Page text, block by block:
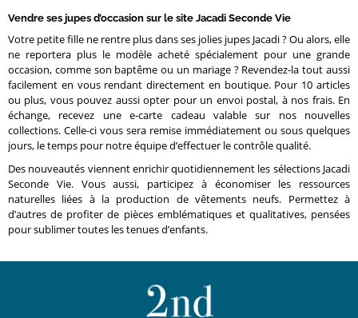
Vendre ses jupes d’occasion sur le site Jacadi Seconde Vie
Votre petite fille ne rentre plus dans ses jolies jupes Jacadi ? Ou alors, elle
ne reportera plus le modèle acheté spécialement pour une grande
occasion, comme son baptême ou un mariage ? Revendez-la tout aussi
facilement en vous rendant directement en boutique. Pour 10 articles
ou plus, vous pouvez aussi opter pour un envoi postal, à nos frais. En
échange, recevez une e-carte cadeau valable sur nos nouvelles
collections. Celle-ci vous sera remise immédiatement ou sous quelques
jours, le temps pour notre équipe d’effectuer le contrôle qualité.
Des nouveautés viennent enrichir quotidiennement les sélections Jacadi
Seconde Vie. Vous aussi, participez à économiser les ressources
naturelles liées à la production de vêtements neufs. Permettez à
d’autres de profiter de pièces emblématiques et qualitatives, pensées
pour sublimer toutes les tenues d’enfants.